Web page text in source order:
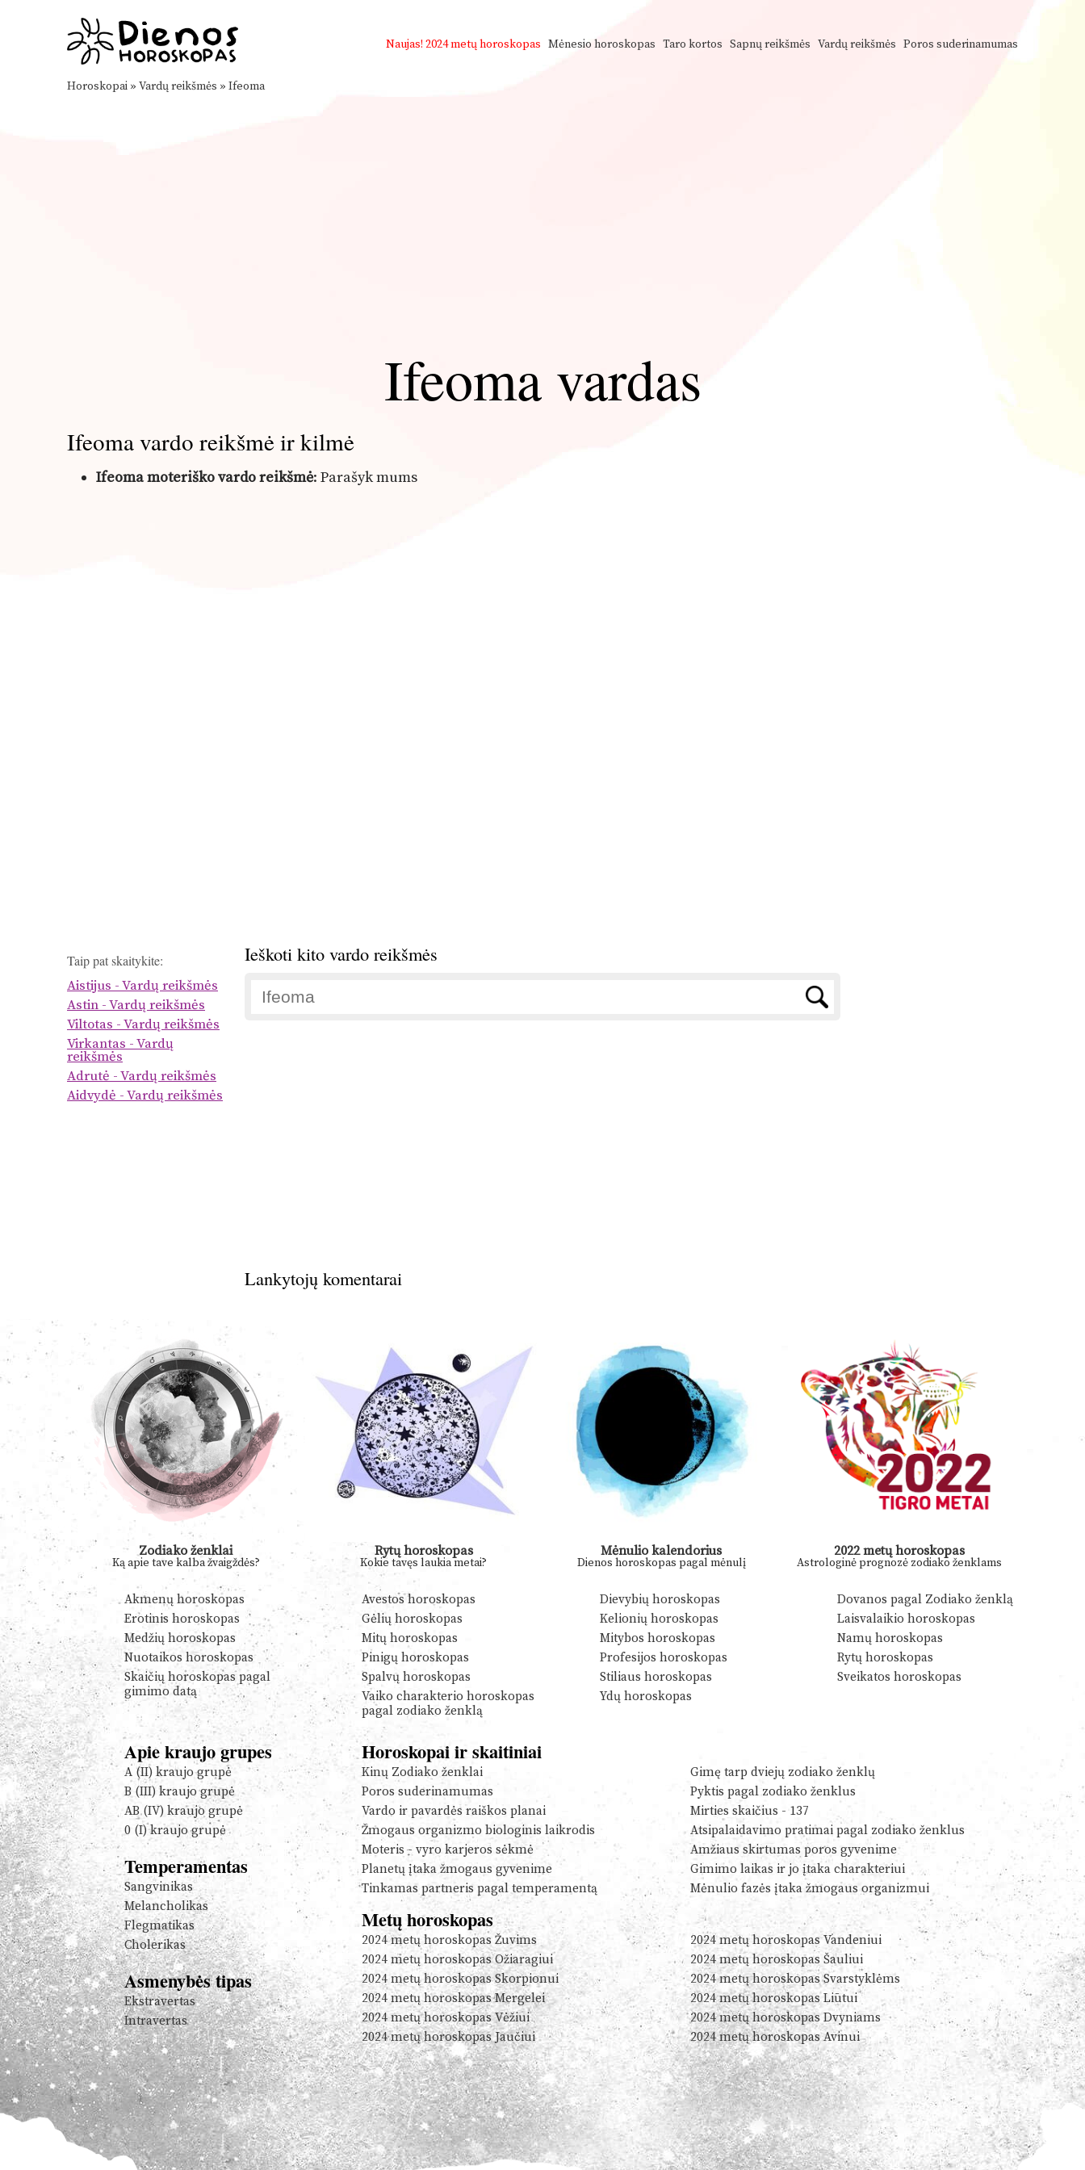
Naujas! 2024 metų horoskopas Mėnesio horoskopas Taro kortos Sapnų reikšmės Vardų reikšmės Poros suderinamumas
Horoskopai » Vardų reikšmės » Ifeoma
Ifeoma vardas
Ifeoma vardo reikšmė ir kilmė
Ifeoma moteriško vardo reikšmė: Parašyk mums
Taip pat skaitykite:
Aistijus - Vardų reikšmės
Astin - Vardų reikšmės
Viltotas - Vardų reikšmės
Virkantas - Vardų
reikšmės
Adrutė - Vardų reikšmės
Aidvydė - Vardų reikšmės
Ieškoti kito vardo reikšmės
Lankytojų komentarai
Zodiako ženklai
Ką apie tave kalba žvaigždės?
Rytų horoskopas
Kokie tavęs laukia metai?
Mėnulio kalendorius
Dienos horoskopas pagal mėnulį
2022 metų horoskopas
Astrologinė prognozė zodiako ženklams
Akmenų horoskopas Avestos horoskopas Dievybių horoskopas
Dovanos pagal Zodiako ženklą
Erotinis horoskopas
Gėlių horoskopas Kelionių horoskopas
Laisvalaikio horoskopas
Medžių horoskopas
Mitų horoskopas Mitybos horoskopas
Namų horoskopas
Nuotaikos horoskopas
Pinigų horoskopas Profesijos horoskopas
Rytų horoskopas
Skaičių horoskopas pagal
gimimo datą
Spalvų horoskopas Stiliaus horoskopas
Sveikatos horoskopas
Vaiko charakterio horoskopas
pagal zodiako ženklą
Ydų horoskopas
Apie kraujo grupes
A (II) kraujo grupė
B (III) kraujo grupė
AB (IV) kraujo grupė
0 (I) kraujo grupė
Temperamentas
Sangvinikas
Melancholikas
Flegmatikas
Cholerikas
Asmenybės tipas
Ekstravertas
Intravertas
Horoskopai ir skaitiniai
Kinų Zodiako ženklai
Gimę tarp dviejų zodiako ženklų
Poros suderinamumas
Pyktis pagal zodiako ženklus
Vardo ir pavardės raiškos planai
Mirties skaičius - 137
Žmogaus organizmo biologinis laikrodis
Atsipalaidavimo pratimai pagal zodiako ženklus
Moteris - vyro karjeros sėkmė
Amžiaus skirtumas poros gyvenime
Planetų įtaka žmogaus gyvenime
Gimimo laikas ir jo įtaka charakteriui
Tinkamas partneris pagal temperamentą
Mėnulio fazės įtaka žmogaus organizmui
Metų horoskopas
2024 metų horoskopas Žuvims
2024 metų horoskopas Vandeniui
2024 metų horoskopas Ožiaragiui
2024 metų horoskopas Šauliui
2024 metų horoskopas Skorpionui
2024 metų horoskopas Svarstyklėms
2024 metų horoskopas Mergelei
2024 metų horoskopas Liūtui
2024 metų horoskopas Vėžiui
2024 metų horoskopas Dvyniams
2024 metų horoskopas Jaučiui
2024 metų horoskopas Avinui